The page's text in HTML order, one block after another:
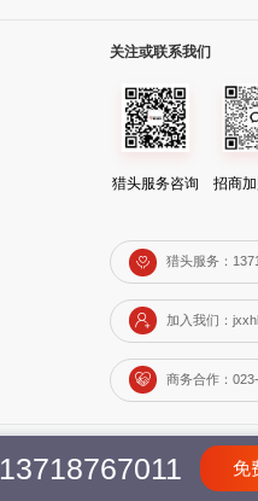
关注或联系我们
猎头服务咨询 招商
猎头服务：
加入我们：
商务合作：
13718767011 免